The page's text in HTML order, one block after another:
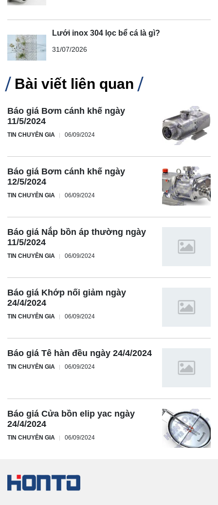
Lưới inox 304 lọc bể cá là gì?
31/07/2026
Bài viết liên quan
Báo giá Bơm cánh khế ngày
11/5/2024
TIN CHUYÊN GIA 06/09/2024
Báo giá Bơm cánh khế ngày
12/5/2024
TIN CHUYÊN GIA 06/09/2024
Báo giá Nắp bồn áp thường ngày
11/5/2024
TIN CHUYÊN GIA 06/09/2024
Báo giá Khớp nối giảm ngày
24/4/2024
TIN CHUYÊN GIA 06/09/2024
Báo giá Tê hàn đều ngày 24/4/2024
TIN CHUYÊN GIA 06/09/2024
Báo giá Cửa bồn elip yac ngày
24/4/2024
TIN CHUYÊN GIA 06/09/2024